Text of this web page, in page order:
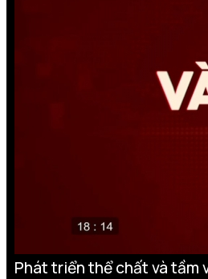
Phát triển thể chất và tầm